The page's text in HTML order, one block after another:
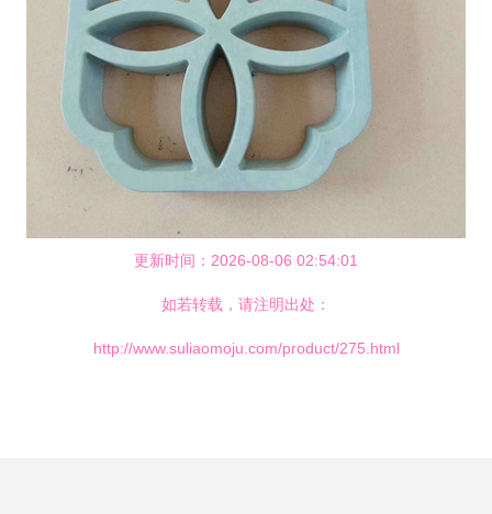
更新时间：2026-08-06 02:54:01
如若转载，请注明出处：
http://www.suliaomoju.com/product/275.html